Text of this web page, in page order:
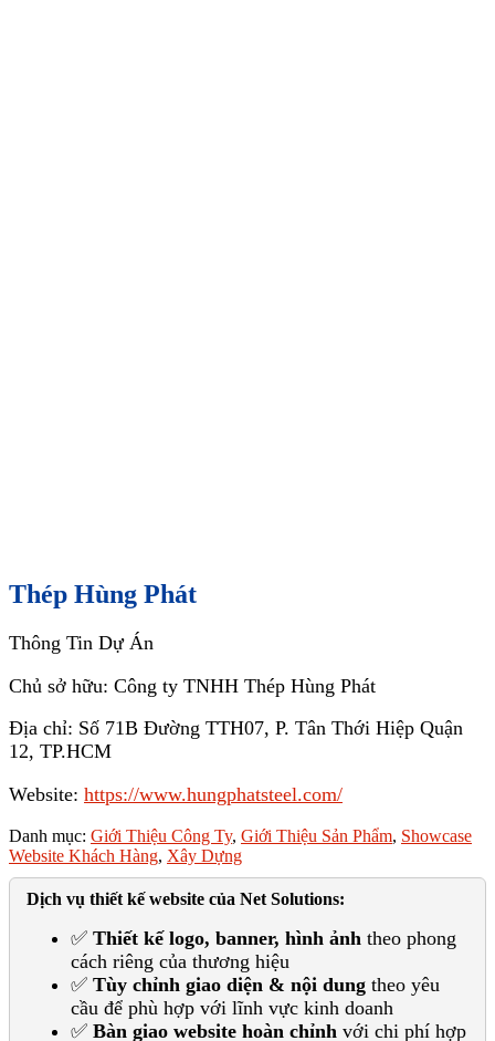
Thép Hùng Phát
Thông Tin Dự Án
Chủ sở hữu: Công ty TNHH Thép Hùng Phát
Địa chỉ: Số 71B Đường TTH07, P. Tân Thới Hiệp Quận
12, TP.HCM
Website: https://www.hungphatsteel.com/
Danh mục: Giới Thiệu Công Ty, Giới Thiệu Sản Phẩm, Showcase
Website Khách Hàng, Xây Dựng
Dịch vụ thiết kế website của Net Solutions:
✅ Thiết kế logo, banner, hình ảnh theo phong
cách riêng của thương hiệu
✅ Tùy chỉnh giao diện & nội dung theo yêu
cầu để phù hợp với lĩnh vực kinh doanh
✅ Bàn giao website hoàn chỉnh với chi phí hợp